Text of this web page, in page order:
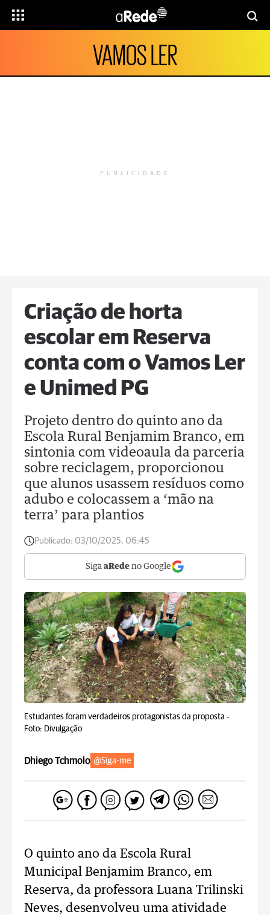
VAMOS LER
PUBLICIDADE
Criação de horta
escolar em Reserva
conta com o Vamos Ler
e Unimed PG
Projeto dentro do quinto ano da
Escola Rural Benjamim Branco, em
sintonia com videoaula da parceria
sobre reciclagem, proporcionou
que alunos usassem resíduos como
adubo e colocassem a ‘mão na
terra’ para plantios
Publicado: 03/10/2025, 06:45
Siga aRede no Google
Estudantes foram verdadeiros protagonistas da proposta -
Foto: Divulgação
Dhiego Tchmolo @Siga-me
O quinto ano da Escola Rural
Municipal Benjamim Branco, em
Reserva, da professora Luana Trilinski
Neves, desenvolveu uma atividade